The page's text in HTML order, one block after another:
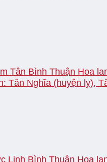
Tân Bình Thuận Hoa
Tân Nghĩa (huyện lỵ),
Bình Thuận Hoa